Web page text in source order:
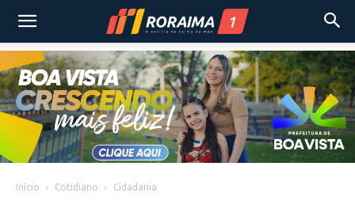
Início Cotidiano Cidadania